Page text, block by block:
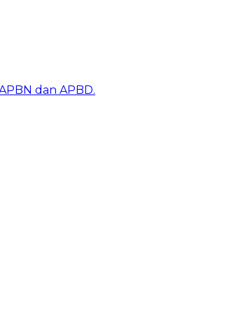
dan APBD.